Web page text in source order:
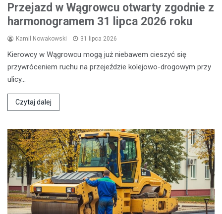
Przejazd w Wągrowcu otwarty zgodnie z
harmonogramem 31 lipca 2026 roku
Kamil Nowakowski 31 lipca 2026
Kierowcy w Wągrowcu mogą już niebawem cieszyć się
przywróceniem ruchu na przejeździe kolejowo-drogowym przy
ulicy…
Czytaj dalej